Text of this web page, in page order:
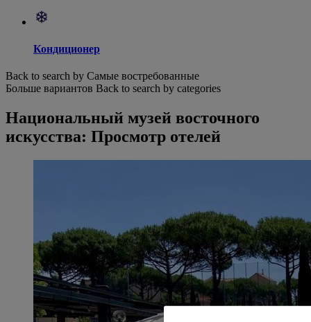
Кондиционер
Back to search by Самые востребованные
Больше вариантов Back to search by categories
Национальный музей восточного
искусства: Просмотр отелей